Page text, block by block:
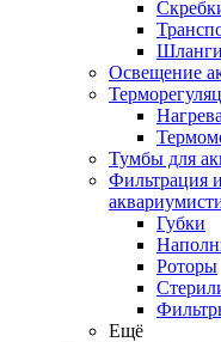
Освещение
Тумбы для
Фильтрация
Губки
Роторы
Ещё